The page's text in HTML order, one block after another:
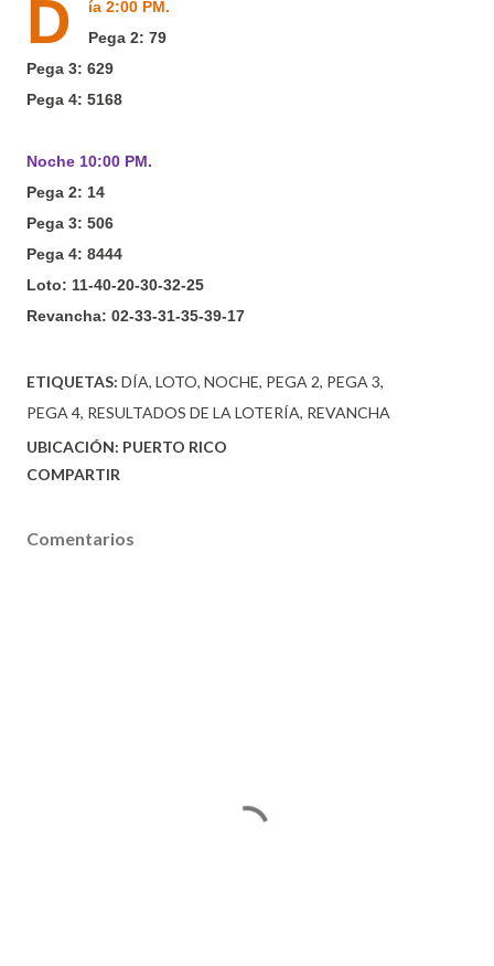
D
ía 2:00 PM.
Pega 2: 79
Pega 3: 629
Pega 4: 5168
Noche 10:00 PM.
Pega 2: 14
Pega 3: 506
Pega 4: 8444
Loto: 11-40-20-30-32-25
Revancha: 02-33-31-35-39-17
ETIQUETAS: DÍA LOTO NOCHE PEGA 2 PEGA 3
PEGA 4 RESULTADOS DE LA LOTERÍA REVANCHA
UBICACIÓN: PUERTO RICO
COMPARTIR
Comentarios